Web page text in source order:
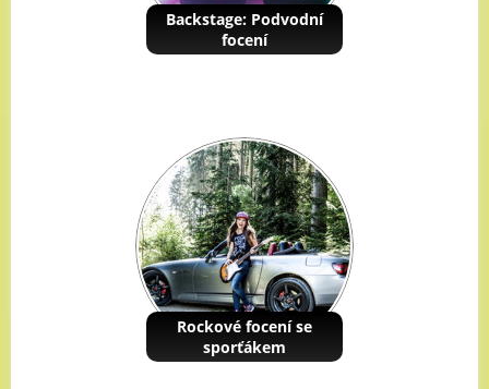
Backstage: Podvodní
focení
Rockové focení se
sporťákem